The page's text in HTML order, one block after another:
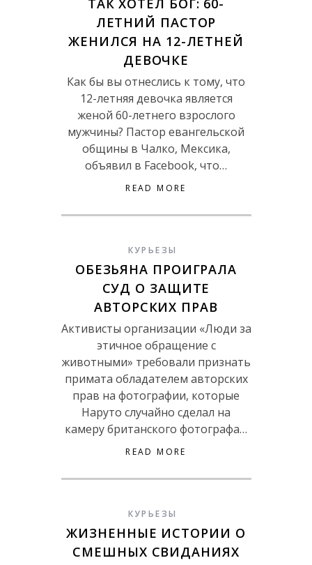
ТАК ХОТЕЛ БОГ: 60-
ЛЕТНИЙ ПАСТОР
ЖЕНИЛСЯ НА 12-ЛЕТНЕЙ
ДЕВОЧКЕ
Как бы вы отнеслись к тому, что
12-летняя девочка является
женой 60-летнего взрослого
мужчины? Пастор евангельской
общины в Чалко, Мексика,
объявил в Facebook, что…
READ MORE
КУРЬЕЗЫ
ОБЕЗЬЯНА ПРОИГРАЛА
СУД О ЗАЩИТЕ
АВТОРСКИХ ПРАВ
Активисты организации «Люди за
этичное обращение с
животными» требовали признать
примата обладателем авторских
прав на фотографии, которые
Наруто случайно сделал на
камеру британского фотографа…
READ MORE
КУРЬЕЗЫ
ЖИЗНЕННЫЕ ИСТОРИИ О
СМЕШНЫХ СВИДАНИЯХ